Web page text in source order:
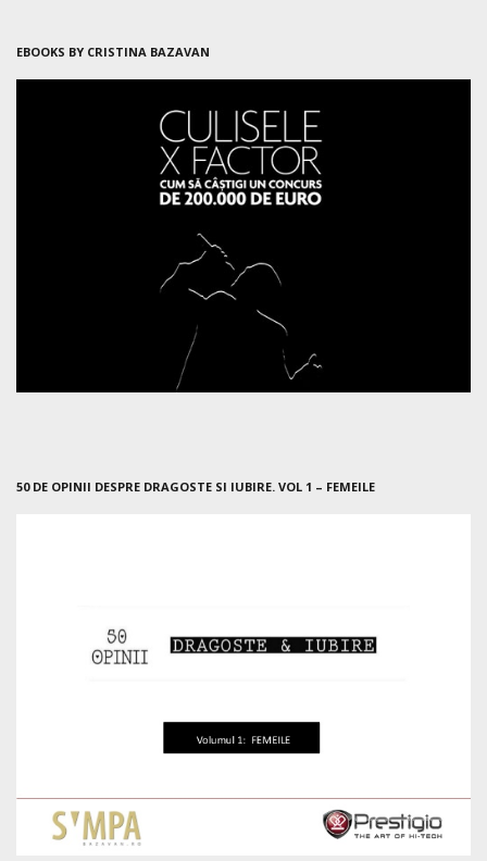
EBOOKS BY CRISTINA BAZAVAN
50 DE OPINII DESPRE DRAGOSTE SI IUBIRE. VOL 1 – FEMEILE